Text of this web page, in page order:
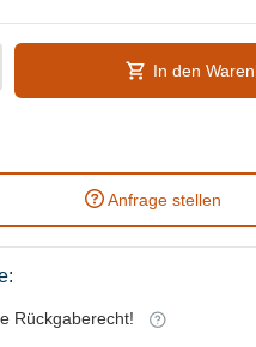
In den
Anfrage stellen
Rückgaberecht!